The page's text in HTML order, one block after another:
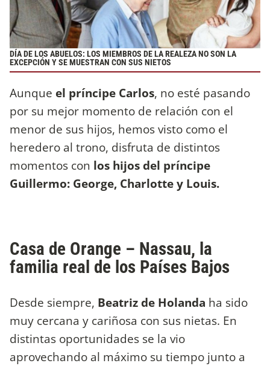
DÍA DE LOS ABUELOS: LOS MIEMBROS DE LA REALEZA NO SON LA
EXCEPCIÓN Y SE MUESTRAN CON SUS NIETOS
Aunque el príncipe Carlos, no esté pasando
por su mejor momento de relación con el
menor de sus hijos, hemos visto como el
heredero al trono, disfruta de distintos
momentos con los hijos del príncipe
Guillermo: George, Charlotte y Louis.
Casa de Orange – Nassau, la
familia real de los Países Bajos
Desde siempre, Beatriz de Holanda ha sido
muy cercana y cariñosa con sus nietas. En
distintas oportunidades se la vio
aprovechando al máximo su tiempo junto a